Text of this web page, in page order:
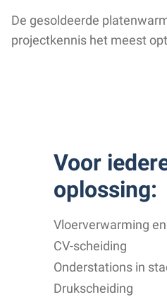
De gesoldeerde
projectkennis het meest
Voor
oplossing:
Vloerverwarming
CV-scheiding
Onderstations in
Drukscheiding